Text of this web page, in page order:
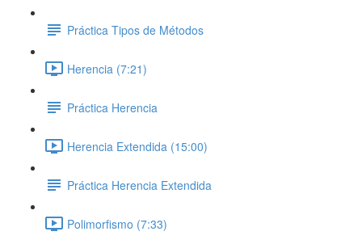
Práctica Tipos de Métodos
Herencia (7:21)
Práctica Herencia
Herencia Extendida (15:00)
Práctica Herencia Extendida
Polimorfismo (7:33)